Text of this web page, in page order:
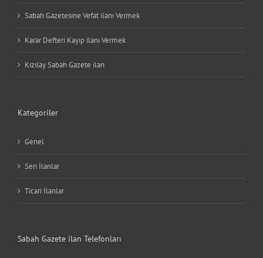
Sabah Gazetesine Vefat ilanı Vermek
Karar Defteri Kayıp ilanı Vermek
Kızılay Sabah Gazete ilan
Kategoriler
Genel
Seri İlanlar
Ticari İlanlar
Sabah Gazete ilan Telefonları